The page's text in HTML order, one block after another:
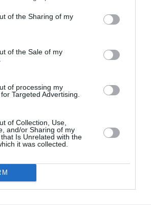
of the Sharing of my
of the Sale of my
of processing my
Targeted Advertising.
of Collection, Use,
and/or Sharing of my
Is Unrelated with the
it was collected.
compactos, con diferentes tamaños
distintos tamaños, colores y formas.